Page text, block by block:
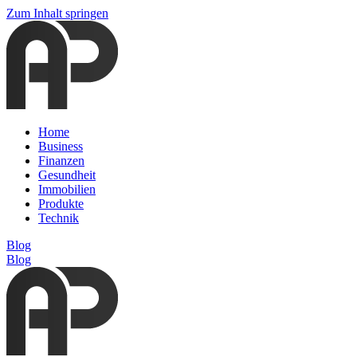
Zum Inhalt springen
Home
Business
Finanzen
Gesundheit
Immobilien
Produkte
Technik
Blog
Blog